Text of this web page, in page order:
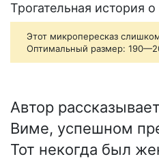
Трогательная история
Этот микропересказ
Оптимальный размер:
Автор
Виме, успешном
Тот некогда был